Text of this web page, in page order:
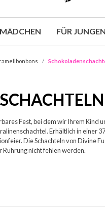
FÜR JUNGEN
Fest, bei dem wir Ihrem
Erhältlich in einer
Die Schachteln von Divine
Rührung nicht fehlen werden.